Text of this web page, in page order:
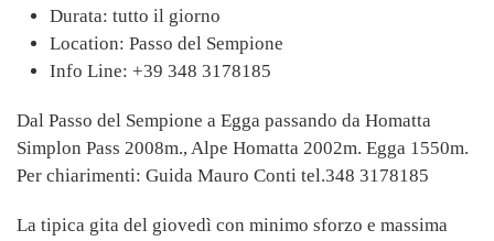
Durata: tutto il giorno
Location: Passo del Sempione
Info Line: +39 348 3178185
Dal Passo del Sempione a Egga passando da Homatta
Simplon Pass 2008m., Alpe Homatta 2002m. Egga 1550m.
Per chiarimenti: Guida Mauro Conti tel.348 3178185
La tipica gita del giovedì con minimo sforzo e massima